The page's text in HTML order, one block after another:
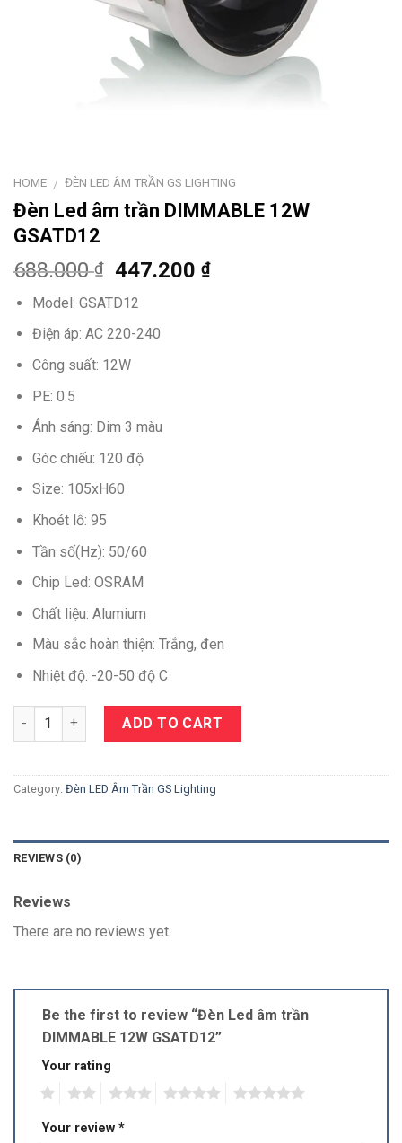
HOME / ĐÈN LED ÂM TRẦN GS LIGHTING
Đèn Led âm trần DIMMABLE 12W
GSATD12
688.000₫ 447.200₫
Model: GSATD12
Điện áp: AC 220-240
Công suất: 12W
PE: 0.5
Ánh sáng: Dim 3 màu
Góc chiếu: 120 độ
Size: 105xH60
Khoét lỗ: 95
Tần số(Hz): 50/60
Chip Led: OSRAM
Chất liệu: Alumium
Màu sắc hoàn thiện: Trắng, đen
Nhiệt độ: -20-50 độ C
Quantity ADD TO CART
Category: Đèn LED Âm Trần GS Lighting
REVIEWS (0)
Reviews
There are no reviews yet.
Be the first to review “Đèn Led âm trần
DIMMABLE 12W GSATD12”
Your rating
Your review *